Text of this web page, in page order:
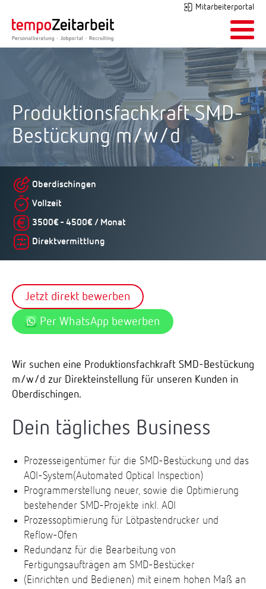
Mitarbeiterportal
Produktionsfachkraft SMD-
Bestückung m/w/d
Oberdischingen
Vollzeit
3500€ - 4500€ / Monat
Direktvermittlung
Jetzt direkt bewerben
Per WhatsApp bewerben
Wir suchen eine Produktionsfachkraft SMD-Bestückung
m/w/d zur Direkteinstellung für unseren Kunden in
Oberdischingen.
Dein tägliches Business
Prozesseigentümer für die SMD-Bestückung und das
AOI-System(Automated Optical Inspection)
Programmerstellung neuer, sowie die Optimierung
bestehender SMD-Projekte inkl. AOI
Prozessoptimierung für Lötpastendrucker und
Reflow-Ofen
Redundanz für die Bearbeitung von
Fertigungsaufträgen am SMD-Bestücker
(Einrichten und Bedienen) mit einem hohen Maß an